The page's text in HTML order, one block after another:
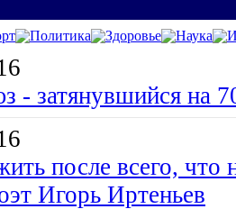
Политика Здоровье Наука
- затянувшийся на
после всего, что
Игорь Иртеньев